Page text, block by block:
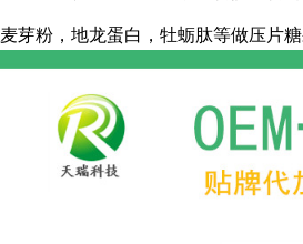
麦芽粉，地龙蛋白，牡蛎肽等做压片